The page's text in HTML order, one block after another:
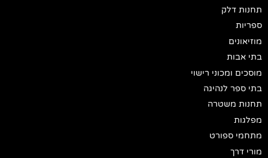
תחנות דלק
ספריות
מוזיאונים
בתי אבות
מוסכים ומכוני רישוי
בתי ספר לנהיגה
תחנות משטרה
מפלגות
מתחמי ספורט
מורי דרך